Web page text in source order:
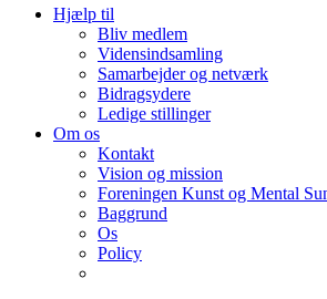
Hjælp til
Bliv medlem
Vidensindsamling
Samarbejder og netværk
Bidragsydere
Ledige stillinger
Om os
Kontakt
Vision og mission
Foreningen Kunst og Mental
Baggrund
Os
Policy